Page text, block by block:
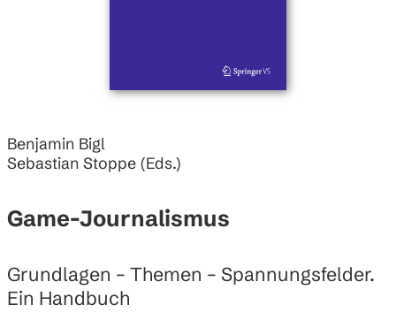
Benjamin Bigl
Sebastian Stoppe (Eds.)
Game-Journalismus
Grundlagen – Themen – Spannungsfelder.
Ein Handbuch